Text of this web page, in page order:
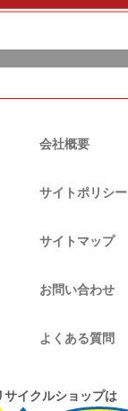
会社概要
サイトポリシー
サイトマップ
お問い合わせ
よくある質問
サイクルショップは